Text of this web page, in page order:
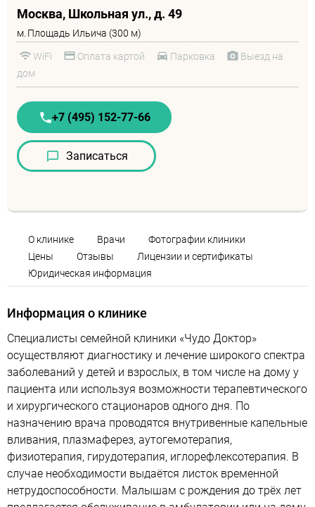
Москва, Школьная ул., д. 49
м. Площадь Ильича (300 м)
WiFi Оплата картой Парковка
Выезд на
дом
+7 (495) 152-77-66
Записаться
О клинике Врачи
Фотографии клиники
Цены
Отзывы
Лицензии и сертификаты
Юридическая информация
Информация о клинике
Специалисты семейной клиники «Чудо Доктор»
осуществляют диагностику и лечение широкого спектра
заболеваний у детей и взрослых, в том числе на дому у
пациента или используя возможности терапевтического
и хирургического стационаров одного дня. По
назначению врача проводятся внутривенные капельные
вливания, плазмаферез, аутогемотерапия,
физиотерапия, гирудотерапия, иглорефлексотерапия. В
случае необходимости выдаётся листок временной
нетрудоспособности. Малышам с рождения до трёх лет